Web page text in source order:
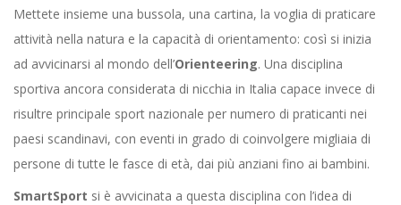
Mettete insieme una bussola, una cartina, la voglia di praticare
attività nella natura e la capacità di orientamento: così si inizia
ad avvicinarsi al mondo dell’Orienteering. Una disciplina
sportiva ancora considerata di nicchia in Italia capace invece di
risultre principale sport nazionale per numero di praticanti nei
paesi scandinavi, con eventi in grado di coinvolgere migliaia di
persone di tutte le fasce di età, dai più anziani fino ai bambini.
SmartSport si è avvicinata a questa disciplina con l’idea di